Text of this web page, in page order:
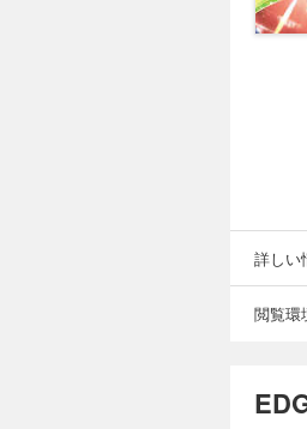
詳しい
閲覧環